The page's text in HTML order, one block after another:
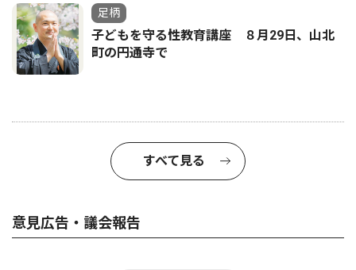
足柄
子どもを守る性教育講座 ８月29日、山北
町の円通寺で
すべて見る
意見広告・議会報告